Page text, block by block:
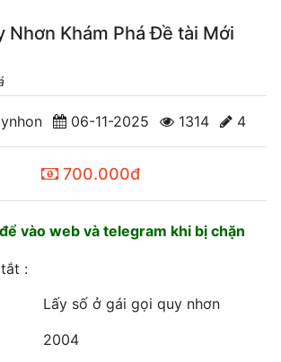
Nhơn Khám Phá Đề tài Mới
06-11-2025 1314 4
700.000đ
để vào web và telegram khi bị chặn
:
Lấy số ở gái gọi quy nhơn
2004